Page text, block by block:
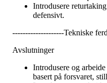
Introdusere
defensivt.
--------------------Tekniske
Avslutninger
Introdusere og
basert på forsvaret,